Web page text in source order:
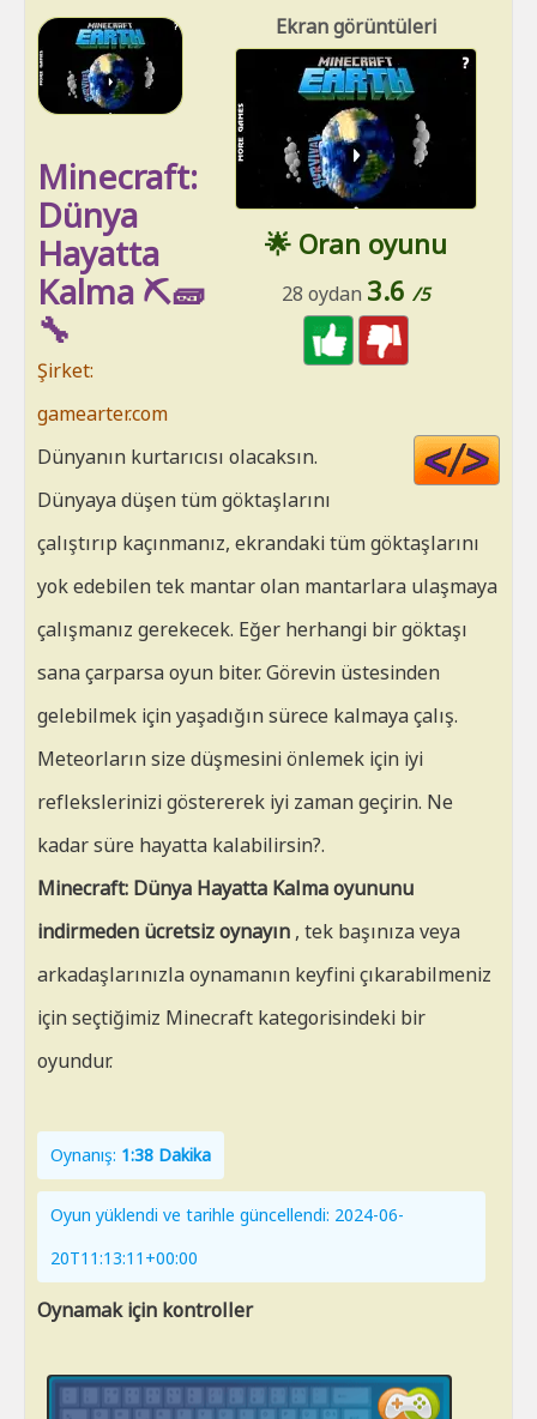
Ekran görüntüleri
🌟 Oran oyunu
28 oydan 3.6 /5
Minecraft:
Dünya
Hayatta
Kalma ⛏️🧱
🔧
Şirket:
gamearter.com
Dünyanın kurtarıcısı olacaksın.
Dünyaya düşen tüm göktaşlarını
çalıştırıp kaçınmanız, ekrandaki tüm göktaşlarını
yok edebilen tek mantar olan mantarlara ulaşmaya
çalışmanız gerekecek. Eğer herhangi bir göktaşı
sana çarparsa oyun biter. Görevin üstesinden
gelebilmek için yaşadığın sürece kalmaya çalış.
Meteorların size düşmesini önlemek için iyi
reflekslerinizi göstererek iyi zaman geçirin. Ne
kadar süre hayatta kalabilirsin?.
Minecraft: Dünya Hayatta Kalma oyununu
indirmeden ücretsiz oynayın , tek başınıza veya
arkadaşlarınızla oynamanın keyfini çıkarabilmeniz
için seçtiğimiz Minecraft kategorisindeki bir
oyundur.
Oynanış: 1:38 Dakika
Oyun yüklendi ve tarihle güncellendi: 2024-06-
20T11:13:11+00:00
Oynamak için kontroller